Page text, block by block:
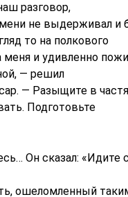
разговор,
не выдерживал и
то на полкового
меня и удивленно
— решил
— Разыщите в
Подготовьте
Он сказал: «Идите
ошеломленный